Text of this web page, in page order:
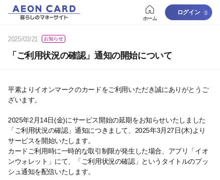
ホーム
ログイン
2025/03/21 お知らせ
「ご利用状況の確認」通知の開始について
平素よりイオンマークのカードをご利用いただき誠にありがとうご
ざいます。
2025年2月14日(金)にサービス開始の延期をお知らせいたしました
「ご利用状況の確認」通知につきまして、2025年3月27日(木)より
サービスを開始いたします。
カードご利用時に一時的な取引制限が発生した場合、アプリ「イオ
ンウォレット」にて、「ご利用状況の確認」というタイトルのプッ
シュ通知を配信いたします。